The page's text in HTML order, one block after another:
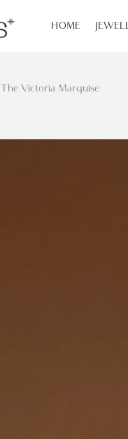
HOME
The Victoria Marquise